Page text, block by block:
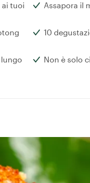
ai tuoi
Assapora il
10
Non è solo